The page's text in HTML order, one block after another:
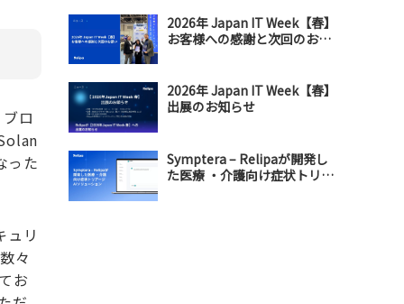
ロ
った
ュリ
々
お
2026年 Japan IT Week【春】
お客様への感謝と次回のお誘
2026年 Japan IT Week【春】
出展のお知らせ
Symptera – Relipaが開発し
た医療 ・介護向け症状トリア